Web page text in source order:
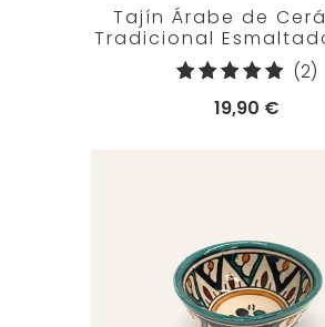
Tajín Árabe de
Tradicional
(2)2
19,90 €